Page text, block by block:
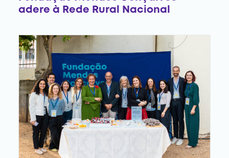
adere à Rede Rural Nacional